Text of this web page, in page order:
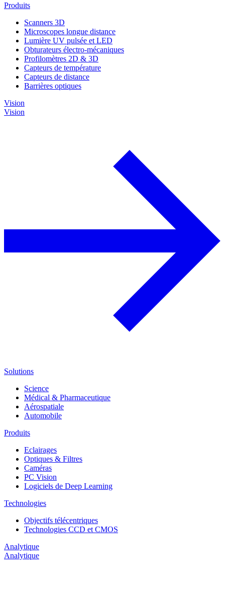
Produits
Scanners 3D
Microscopes longue distance
Lumière UV pulsée et LED
Obturateurs électro-mécaniques
Profilomètres 2D & 3D
Capteurs de température
Capteurs de distance
Barrières optiques
Vision
Vision
Solutions
Science
Médical & Pharmaceutique
Aérospatiale
Automobile
Produits
Eclairages
Optiques & Filtres
Caméras
PC Vision
Logiciels de Deep Learning
Technologies
Objectifs télécentriques
Technologies CCD et CMOS
Analytique
Analytique